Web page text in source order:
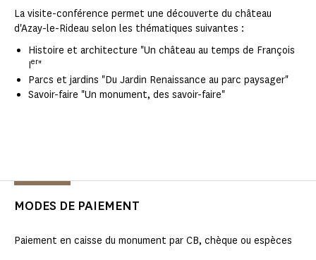
La visite-conférence permet une découverte du château
d'Azay-le-Rideau selon les thématiques suivantes :
Histoire et architecture "Un château au temps de François
Ier"
Parcs et jardins "Du Jardin Renaissance au parc paysager"
Savoir-faire "Un monument, des savoir-faire"
MODES DE PAIEMENT
Paiement en caisse du monument par CB, chèque ou espèces